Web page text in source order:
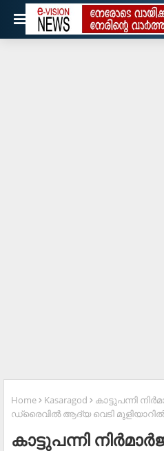
Home Kasaragod
കാട്ടുപന്നി
ഡ്രൈവില്‍ ആദ്യ വെടി
കാട്ടുപന്നി